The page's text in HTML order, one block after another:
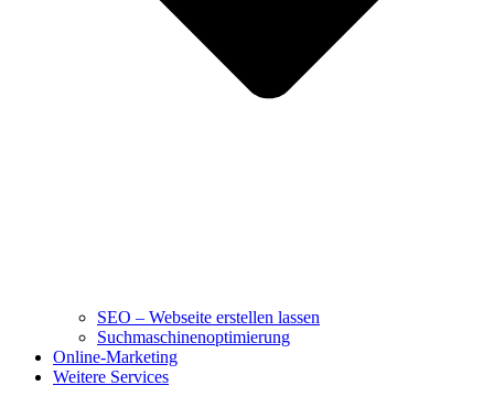
SEO – Webseite erstellen lassen
Suchmaschinenoptimierung
Online-Marketing
Weitere Services